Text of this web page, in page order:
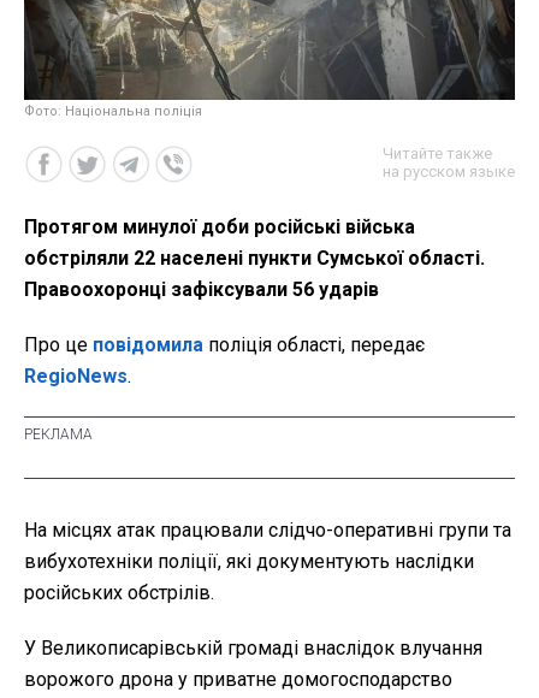
Фото: Національна поліція
Читайте также
на русском языке
Протягом минулої доби російські війська
обстріляли 22 населені пункти Сумської області.
Правоохоронці зафіксували 56 ударів
Про це повідомила поліція області, передає
RegioNews.
На місцях атак працювали слідчо-оперативні групи та
вибухотехніки поліції, які документують наслідки
російських обстрілів.
У Великописарівській громаді внаслідок влучання
ворожого дрона у приватне домогосподарство